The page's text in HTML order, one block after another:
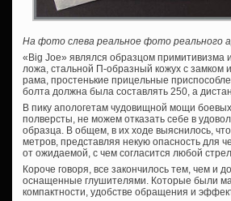
На фото слева реальное фото реального
«Big Joe» являлся образцом
ложа, стальной П-образный кожух с замком
рама, простенькие прицельные
болта должна была составлять 250, а
В пику апологетам чудовищной мощи
полверсты, не можем отказать себе в
образца. В общем, в их ходе выяснилось,
метров, представляя некую опасность для
от ожидаемой, с чем согласится любой
Короче говоря, все закончилось тем, чем
оснащенные глушителями. Которые были
компактности, удобстве обращения и